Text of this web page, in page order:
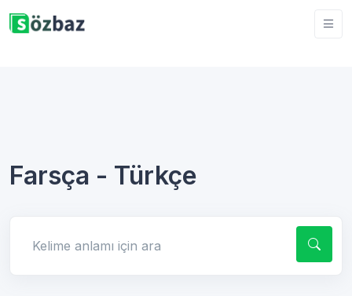
Farsça - Türkçe